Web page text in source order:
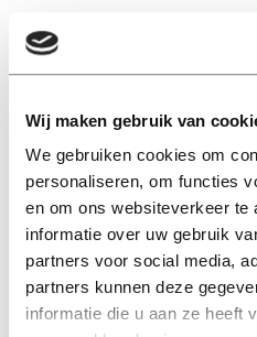
Wij maken gebruik van
We gebruiken cookies om
personaliseren, om functies
en om ons websiteverkeer te
informatie over uw gebruik
partners voor social media,
partners kunnen deze
informatie die u aan ze heeft
ya-ping hsiao
Nieuws
blijkt